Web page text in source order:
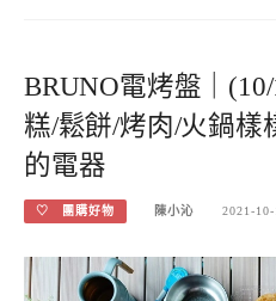
BRUNO電烤盤｜
糕/鬆餅/烤肉/火鍋樣
的電器
♡ 團購好物 陳小沁 2021-10-